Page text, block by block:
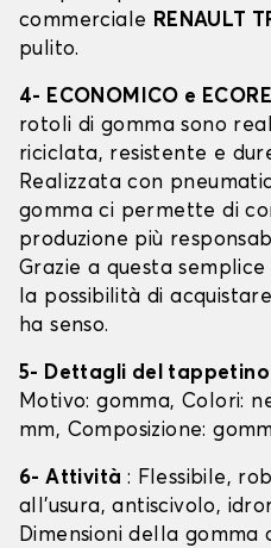
commerciale RENAULT
pulito.
4- ECONOMICO e
rotoli di gomma sono
riciclata, resistente e
Realizzata con
gomma ci permette di
produzione più
Grazie a questa
la possibilità di
ha senso.
5- Dettagli del
Motivo: gomma, Colori:
mm, Composizione:
6- Attività : Flessibile,
all'usura, antiscivolo,
Dimensioni della gomma